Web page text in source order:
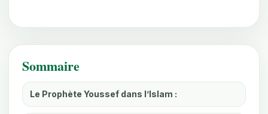
Sommaire
Le Prophète Youssef dans l’Islam :